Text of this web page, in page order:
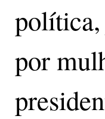
política,
por